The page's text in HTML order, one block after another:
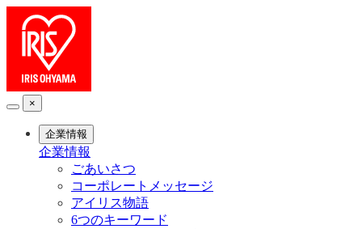
×
企業情報
企業情報
ごあいさつ
コーポレートメッセージ
アイリス物語
6つのキーワード